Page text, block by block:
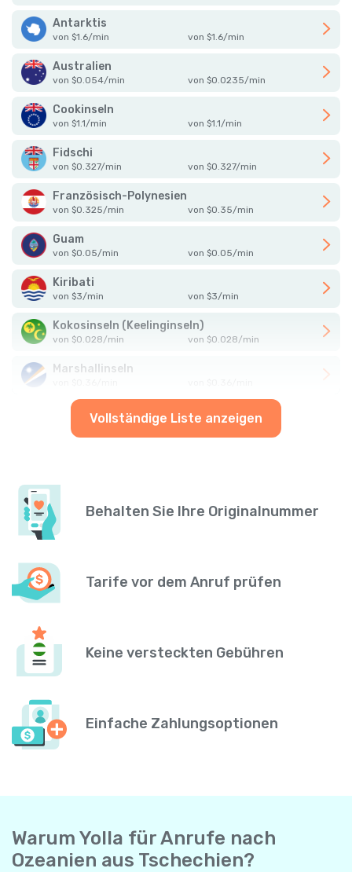
Antarktis
von $1.6/min von $1.6/min
Australien
von $0.054/min von $0.0235/min
Cookinseln
von $1.1/min von $1.1/min
Fidschi
von $0.327/min von $0.327/min
Französisch-Polynesien
von $0.325/min von $0.35/min
Guam
von $0.05/min von $0.05/min
Kiribati
von $3/min von $3/min
Kokosinseln (Keelinginseln)
von $0.028/min von $0.028/min
Marshallinseln
Vollständige Liste anzeigen
Behalten Sie Ihre Originalnummer
Tarife vor dem Anruf prüfen
Keine versteckten Gebühren
Einfache Zahlungsoptionen
Warum Yolla für Anrufe nach
Ozeanien aus Tschechien?